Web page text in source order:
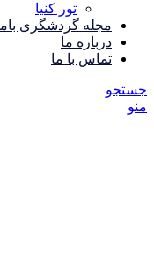
تور کنیا
مجله گردشگری
درباره ما
تماس با ما
جستجو
منو